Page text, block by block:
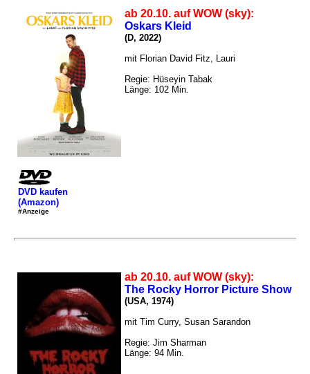
ab 20.10. auf WOW (sky):
Oskars Kleid
(D, 2022)
mit Florian David Fitz, Lauri
Regie: Hüseyin Tabak
Länge: 102 Min.
DVD kaufen
(Amazon)
#Anzeige
ab 20.10. auf WOW (sky):
The Rocky Horror Picture Show
(USA, 1974)
mit Tim Curry, Susan Sarandon
Regie: Jim Sharman
Länge: 94 Min.